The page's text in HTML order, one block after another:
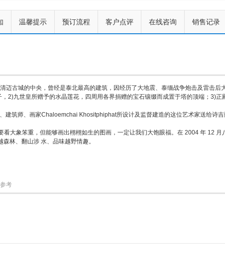
涉 水、品味越野
温馨提示 预订流程 客户点评 在线咨询 销售记录
古城的中央，曾经是泰北最高的建筑，因经历了大地震、泰缅战争炮击及雷击后
2)九世皇所赠予的水晶莲花，四周用各界捐赠的宝石镶缀而成置于塔的顶端；3)
筑师、画家Chaloemchai Khositphiphat所设计及监督建造的这位艺术家送给诗
大象笨重，但能够画出栩栩如生的图画，一定让我们大饱眼福。在 2004 年 12
越森林、翻山涉 水、品味越野情趣。
考